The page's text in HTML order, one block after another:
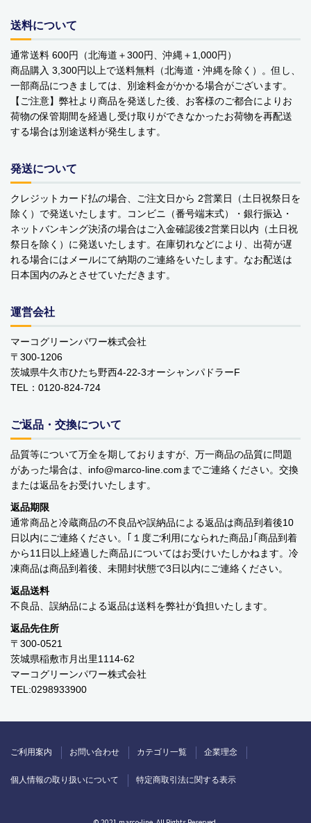
DULTON ダルトン
nailmatic
sonnet
橋本クロス
価格から探す
￥0 ～￥999
￥1,000 ～￥1,999
￥2,000 ～￥2,999
￥5,000 ～￥9,999
￥10,000～
ご利用案内
個人情報の取り扱いについて 特定商取引法に関する表示
運営会社
マーコグリーンパワー株式会社
送料について
通常送料 600円（北海道＋300円、沖縄＋1,000円）
商品購入 3,300円以上で送料無料（北海道・沖縄を除く）。但し、
一部商品につきましては、別途料金がかかる場合がございます。
【ご注意】弊社より商品を発送した後、お客様のご都合によりお
荷物の保管期間を経過し受け取りができなかったお荷物を再配送
する場合は別途送料が発生します。
発送について
クレジットカード払の場合、ご注文日から 2営業日（土日祝祭日を
除く）で発送いたします。コンビニ（番号端末式）・銀行振込・
ネットバンキング決済の場合はご入金確認後2営業日以内（土日祝
祭日を除く）に発送いたします。在庫切れなどにより、出荷が遅
れる場合にはメールにて納期のご連絡をいたします。なお配送は
日本国内のみとさせていただきます。
運営会社
マーコグリーンパワー株式会社
〒300-1206
茨城県牛久市ひたち野西4-22-3オーシャンパドラーF
TEL：0120-824-724
ご返品・交換について
品質等について万全を期しておりますが、万一商品の品質に問題
があった場合は、info
marco-line.comまでご連絡ください。交換
または返品をお受けいたします。
返品期限
通常商品と冷蔵商品の不良品や誤納品による返品は商品到着後10
日以内にご連絡ください。｢１度ご利用になられた商品｣｢商品到着
から11日以上経過した商品｣についてはお受けいたしかねます。冷
凍商品は商品到着後、未開封状態で3日以内にご連絡ください。
返品送料
不良品、誤納品による返品は送料を弊社が負担いたします。
返品先住所
〒300-0521
茨城県稲敷市月出里1114-62
マーコグリーンパワー株式会社
TEL:0298933900
ご利用案内 お問い合わせ カテゴリ一覧 企業理念
個人情報の取り扱いについて 特定商取引法に関する表示